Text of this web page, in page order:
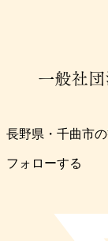
長野県・千曲市
フォローする